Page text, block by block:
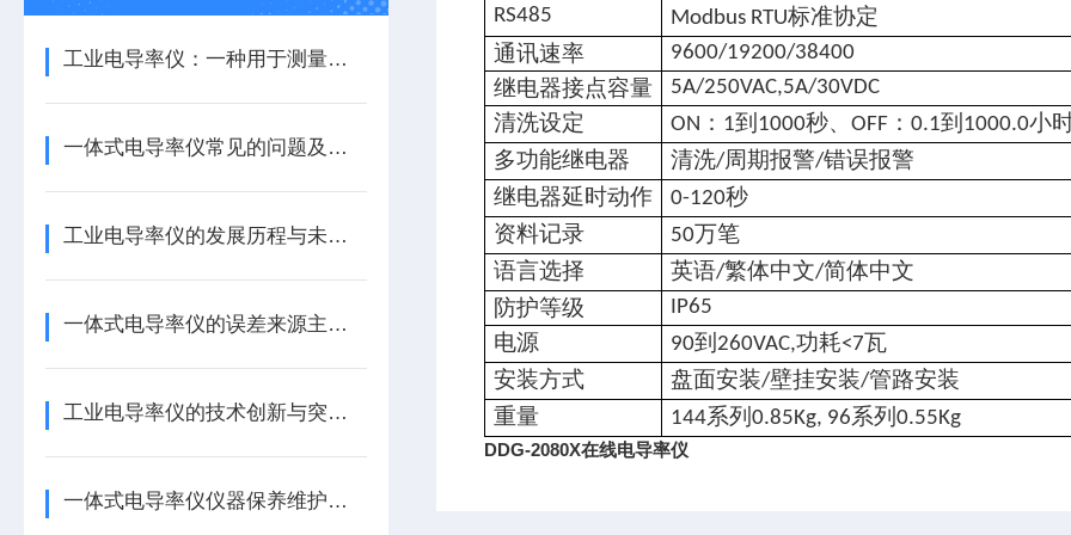
工业电导率仪：一种用于测量水溶液电导率的设备
一体式电导率仪常见的问题及其解决方案如下
工业电导率仪的发展历程与未来展望
一体式电导率仪的误差来源主要有以下几个方面
工业电导率仪的技术创新与突破可以从以下方面来看
一体式电导率仪仪器保养维护建议如下
RS485 Modbus RTU标准协定
通讯速率
9600/19200/38400
继电器接点容量 5A/250VAC,5A/30VDC
清洗设定 ON ： 1到 1000秒、 OFF ： 0.1到 1000.0小
多功能继电器
清洗/周期报警/错误报警
继电器延时动作
0-120秒
资料记录
50万笔
语言选择
英语/繁体中文/简体中文
防护等级
IP65
电源 90到 260VAC,功耗<7瓦
安装方式
盘面安装/壁挂安装/管路安装
重量
144系列 0.85Kg, 96系列 0.55Kg
DDG-2080X在线电导率仪